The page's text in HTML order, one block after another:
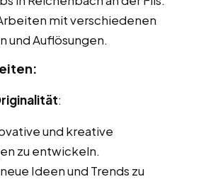
mit verschiedenen
und Auflösungen.
:
und kreative
zu entwickeln.
Ideen und Trends zu